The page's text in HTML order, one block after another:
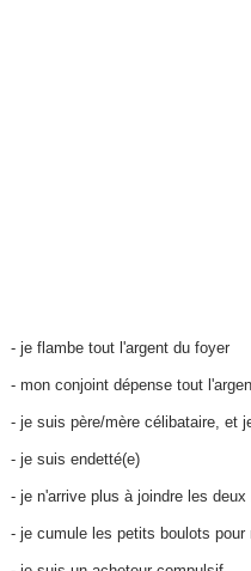
- je flambe tout l'argent du foyer
- mon conjoint dépense tout
- je suis père/mère célibataire, et
- je suis endetté(e)
- je n'arrive plus à joindre les deux
- je cumule les petits boulots pour